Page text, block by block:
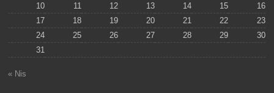
10
11 12 13 14 15
16
17
18 19 20 21 22
23
24
25 26 27 28 29
30
31
« Nis